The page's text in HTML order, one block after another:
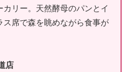
リー。天然酵母のパンとイ
ス席で森を眺めながら食事が
店